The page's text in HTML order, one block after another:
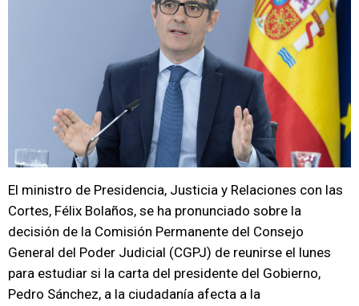
El ministro de Presidencia, Justicia y Relaciones con las
Cortes, Félix Bolaños, se ha pronunciado sobre la
decisión de la Comisión Permanente del Consejo
General del Poder Judicial (CGPJ) de reunirse el lunes
para estudiar si la carta del presidente del Gobierno,
Pedro Sánchez, a la ciudadanía afecta a la